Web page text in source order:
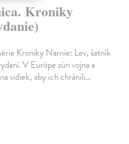
Kroniky
Kroniky Narnie: Lev, šatník
V Európe zúri vojna a
vidiek, aby ich chránili…